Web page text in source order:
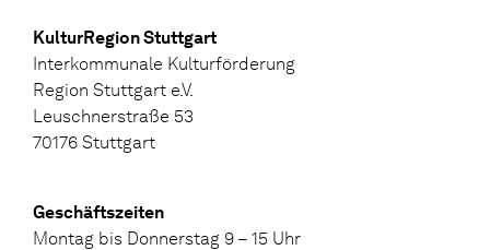
KulturRegion Stuttgart
Interkommunale Kulturförderung
Region Stuttgart e.V.
Leuschnerstraße 53
70176 Stuttgart
Geschäftszeiten
Montag bis Donnerstag 9 – 15 Uhr